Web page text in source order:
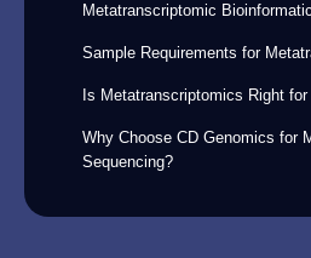
Metatranscriptomic
Sample Requirements for
Is Metatranscriptomics Right
Why Choose CD Genomics for
Sequencing?